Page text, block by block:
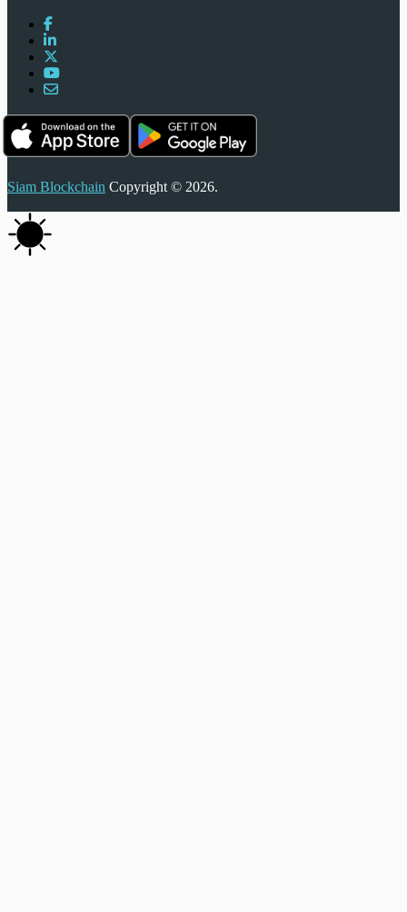
Siam Blockchain Copyright © 2026.